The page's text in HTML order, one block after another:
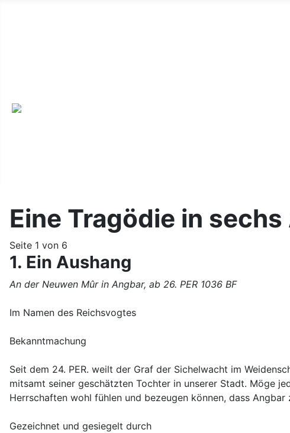
Eine Tragödie in
Seite 1 von 6
1. Ein Aushang
An der Neuwen Mûr in Angbar, ab 26. PER 1036 BF
Im Namen des Reichsvogtes
Bekanntmachung
Seit dem 24. PER. weilt der Graf der Sichelwacht im
mitsamt seiner geschätzten Tochter in unserer Stadt. Möge
Herrschaften wohl fühlen und bezeugen können, dass
Gezeichnet und gesiegelt durch